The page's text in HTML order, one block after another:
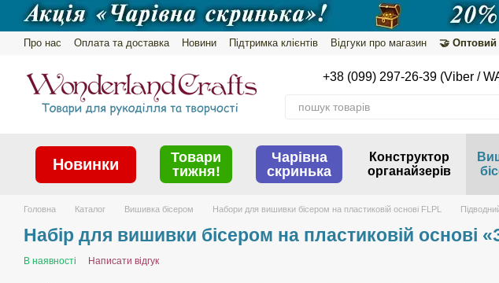
Перейти до основного контенту
Про нас Оплата та доставка Новини Підтримка клієнтів Відгуки про магазин 🤝
+38 (099) 297-26-39 (Viber /
Новинки
Товари
тижня!
Чарівна
скринька
Конструктор
органайзерів
Головна Каталог Вишивка бісером Набори для вишивки бісером на пластиковій основі FLPL
Набір для вишивки бісером на пластиковій основі
В наявності Написати відгук